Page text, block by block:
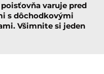
varuje pred
s dôchodkovými
Všimnite si jeden